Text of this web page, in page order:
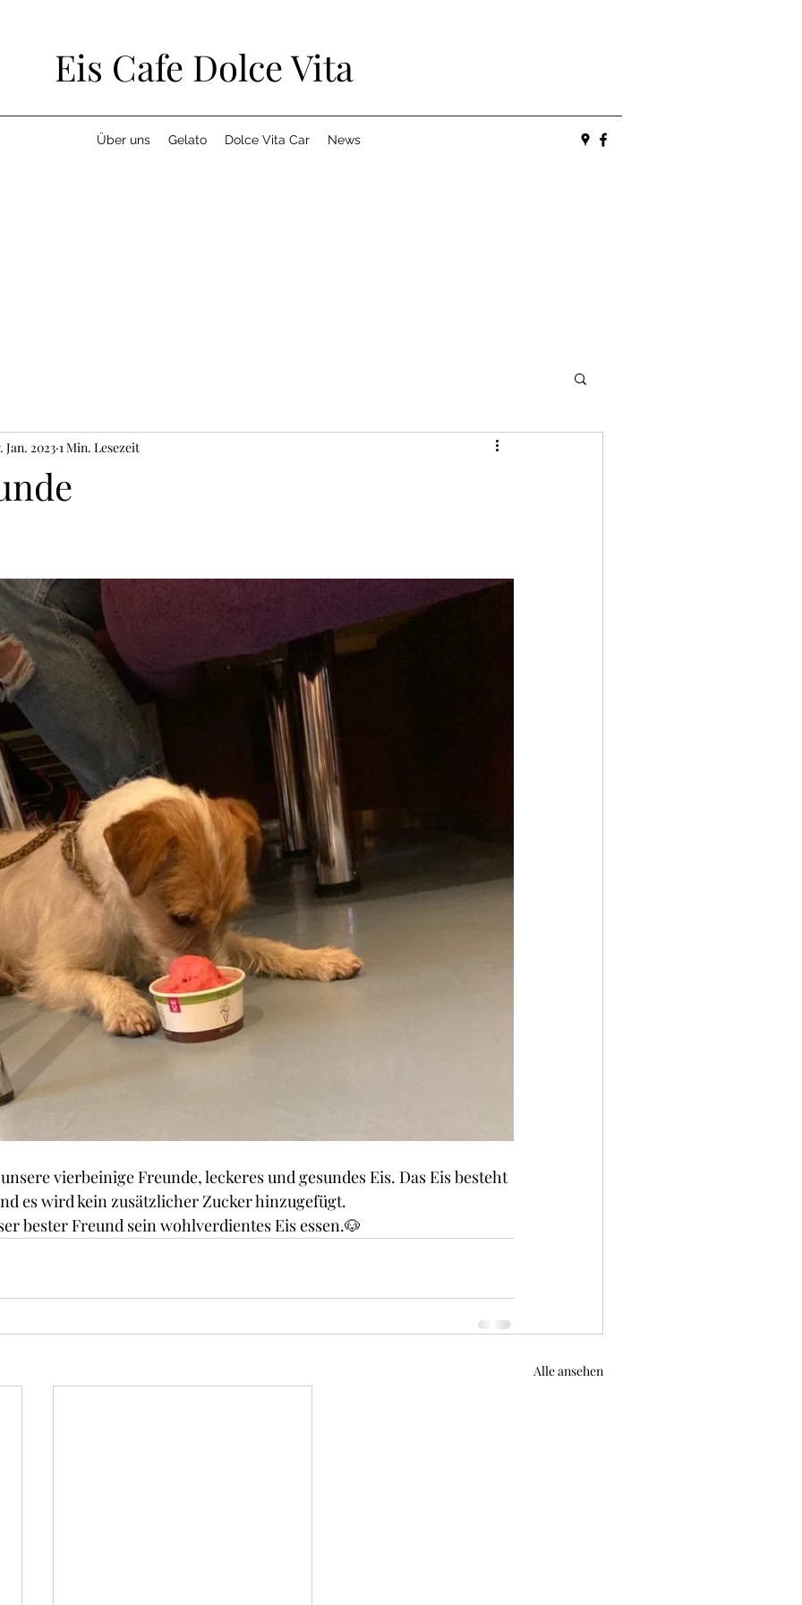
Eis Cafe Dolce Vita
Über uns Gelato Dolce Vita Car News
Jan. 2023 1 Min. Lesezeit
vierbeinige Freunde, leckeres und gesundes Eis. Das Eis besteht
es wird kein zusätzlicher Zucker hinzugefügt.
bester Freund sein wohlverdientes Eis essen.🐶
Alle ansehen